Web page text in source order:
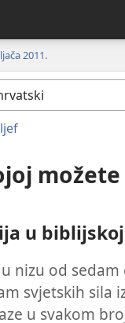
2011.
u
nizu od sedam
svjetskih sila
u svakom